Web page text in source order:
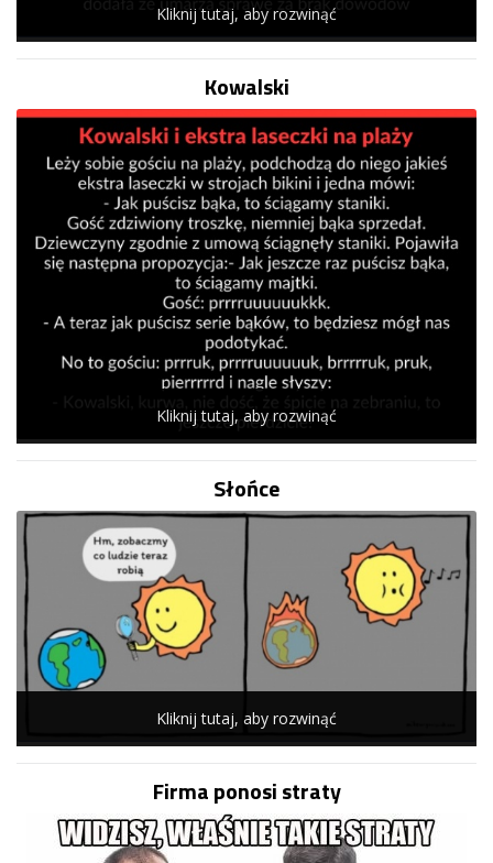
Kliknij tutaj, aby rozwinąć
Kowalski
Kliknij tutaj, aby rozwinąć
Słońce
Kliknij tutaj, aby rozwinąć
Firma ponosi straty